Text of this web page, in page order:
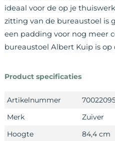
ideaal voor de op je
zitting van de bureaustoel is
een padding voor nog meer
bureaustoel Albert Kuip is op
Product specificaties
Artikelnummer
Merk
Zuiver
Hoogte
84,4 cm